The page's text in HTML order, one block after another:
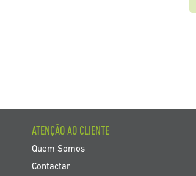
ATENÇÃO AO CLIENTE
Quem Somos
Contactar